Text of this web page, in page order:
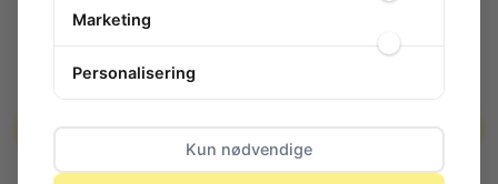
Marketing
Personalisering
Kun nødvendige